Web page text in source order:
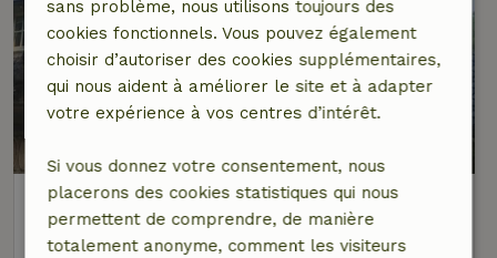
Maison nature à Ootmarsum
À 2 km distance de Reutum
sans problème, nous utilisons toujours des
cookies fonctionnels. Vous pouvez également
choisir d’autoriser des cookies supplémentaires,
qui nous aident à améliorer le site et à adapter
votre expérience à vos centres d’intérêt.
Si vous donnez votre consentement, nous
placerons des cookies statistiques qui nous
permettent de comprendre, de manière
totalement anonyme, comment les visiteurs